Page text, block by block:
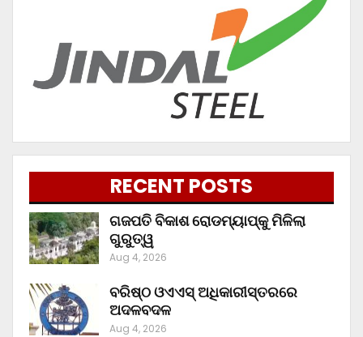
RECENT POSTS
ଗଜପତି ବିକାଶ ରୋଡମ୍ୟାପ୍‌କୁ ମିଳିଲା
ଗୁରୁତ୍ୱ
Aug 4, 2026
ବରିଷ୍ଠ ଓଏଏସ୍‌ ଅଧିକାରୀସ୍ତରରେ
ଅଦଳବଦଳ
Aug 4, 2026